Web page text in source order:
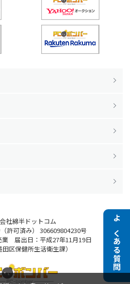
よくある質問
社綿半ドットコム
許可済み） 306609804230号
業 届出日：平成27年11月19日
田区保健所生活衛生課）